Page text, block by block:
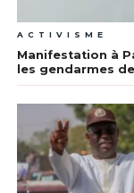
ACTIVISME
Manifestation à
les gendarmes